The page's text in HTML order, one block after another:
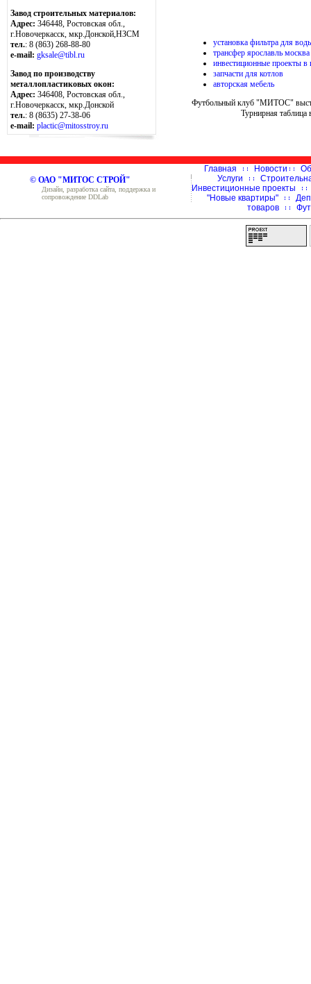
Завод строительных материалов:
Адрес: 346448, Ростовская обл.,
г.Новочеркасск, мкр.Донской,НЗСМ
тел.: 8 (863) 268-88-80
e-mail: gksale@tibl.ru
Завод по производству
металлопластиковых окон:
Адрес: 346408, Ростовская обл.,
г.Новочеркасск, мкр.Донской
тел.: 8 (8635) 27-38-06
e-mail: plactic@mitosstroy.ru
установка фильтра для
трансфер ярославль москва
инвестиционные проекты в
запчасти для котлов
авторская мебель
Футбольный клуб "МИТОС"
Турнирная таблица
© ОАО "МИТОС СТРОЙ"
Дизайн, разработка сайта, поддержка и
сопровождение DDLab
Главная Новости
Услуги
Инвестиционные проекты
"Новые квартиры"
товаров